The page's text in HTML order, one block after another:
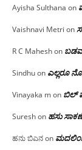
Ayisha Sulthana on
Vaishnavi Metri on
R C Maheshon
Sindhuon ಎಲ್ಲರೂ
Vinayaka mon ಬಿಲ್
Sureshon ಹಸು
ಹನು ಬಿಎನon